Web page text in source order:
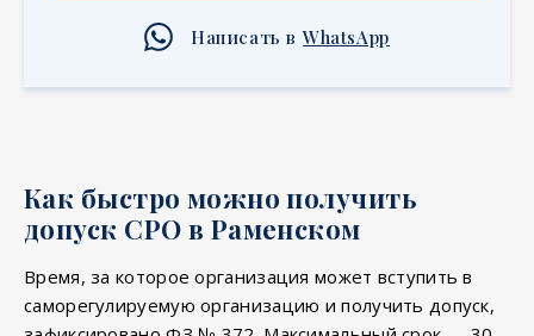
Написать в WhatsApp
Как быстро можно получить
допуск СРО в Раменском
Время, за которое организация может вступить в
саморегулируемую организацию и получить допуск,